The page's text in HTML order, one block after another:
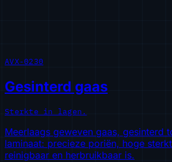
AVX-0230
Gesinterd gaas
Sterkte in lagen.
Meerlaags geweven gaas, gesinterd
laminaat: precieze poriën, hoge
reinigbaar en herbruikbaar is.